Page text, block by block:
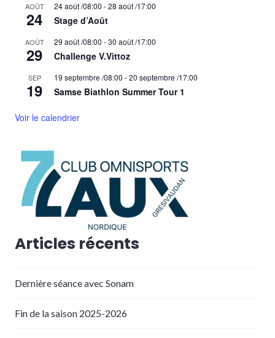
AOÛT
24
24 août /08:00 -28 août /17:00
Stage d’Août
AOÛT
29
29 août /08:00 -30 août /17:00
Challenge V.Vittoz
SEP
19
19 septembre /08:00 -20 septembre /17:00
Samse Biathlon Summer Tour 1
Voir le calendrier
Articles récents
Dernière séance avec Sonam
Fin de la saison 2025-2026